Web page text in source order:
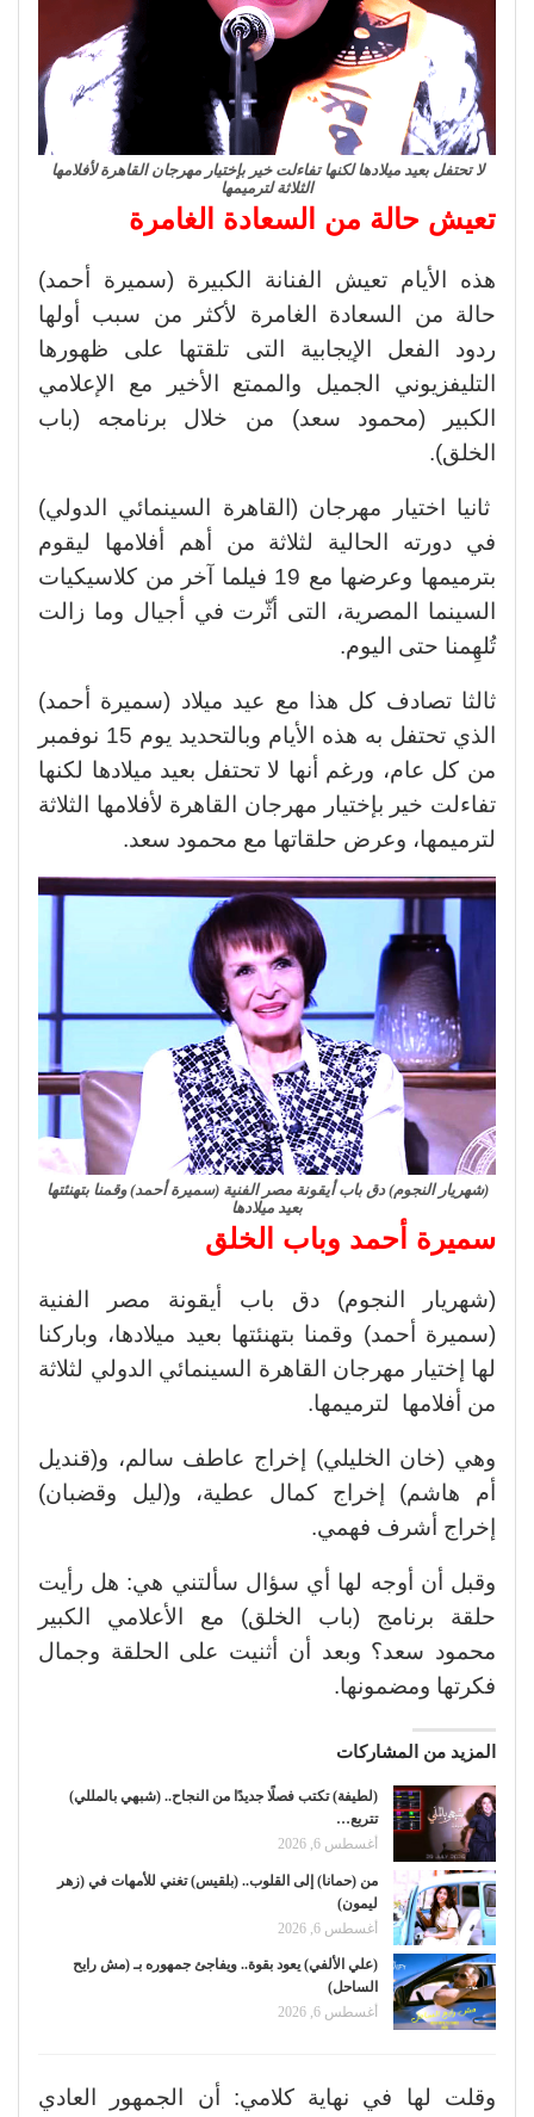
لا تحتفل بعيد ميلادها لكنها تفاءلت خير بإختيار مهرجان القاهرة لأفلامها
الثلاثة لترميمها
تعيش حالة من السعادة الغامرة
هذه الأيام تعيش الفنانة الكبيرة (سميرة أحمد)
حالة من السعادة الغامرة لأكثر من سبب أولها
ردود الفعل الإيجابية التى تلقتها على ظهورها
التليفزيوني الجميل والممتع الأخير مع الإعلامي
الكبير (محمود سعد) من خلال برنامجه (باب
الخلق).
ثانيا اختيار مهرجان (القاهرة السينمائي الدولي)
في دورته الحالية لثلاثة من أهم أفلامها ليقوم
بترميمها وعرضها مع 19 فيلما آخر من كلاسيكيات
السينما المصرية، التى أثّرت في أجيال وما زالت
تُلهِمنا حتى اليوم.
ثالثا تصادف كل هذا مع عيد ميلاد (سميرة أحمد)
الذي تحتفل به هذه الأيام وبالتحديد يوم 15 نوفمبر
من كل عام، ورغم أنها لا تحتفل بعيد ميلادها لكنها
تفاءلت خير بإختيار مهرجان القاهرة لأفلامها الثلاثة
لترميمها، وعرض حلقاتها مع محمود سعد.
(شهريار النجوم) دق باب أيقونة مصر الفنية (سميرة أحمد) وقمنا بتهنئتها
بعيد ميلادها
سميرة أحمد وباب الخلق
(شهريار النجوم) دق باب أيقونة مصر الفنية
(سميرة أحمد) وقمنا بتهنئتها بعيد ميلادها، وباركنا
لها إختيار مهرجان القاهرة السينمائي الدولي لثلاثة
من أفلامها لترميمها.
وهي (خان الخليلي) إخراج عاطف سالم، و(قنديل
أم هاشم) إخراج كمال عطية، و(ليل وقضبان)
إخراج أشرف فهمي.
وقبل أن أوجه لها أي سؤال سألتني هي: هل رأيت
حلقة برنامج (باب الخلق) مع الأعلامي الكبير
محمود سعد؟ وبعد أن أثنيت على الحلقة وجمال
فكرتها ومضمونها.
المزيد من المشاركات
(لطيفة) تكتب فصلًا جديدًا من النجاح.. (شبهي بالمللي)
تتربع…
أغسطس 6, 2026
من (حمانا) إلى القلوب.. (بلقيس) تغني للأمهات في (زهر
ليمون)
أغسطس 6, 2026
(علي الألفي) يعود بقوة.. ويفاجئ جمهوره بـ (مش رايح
الساحل)
أغسطس 6, 2026
وقلت لها في نهاية كلامي: أن الجمهور العادي